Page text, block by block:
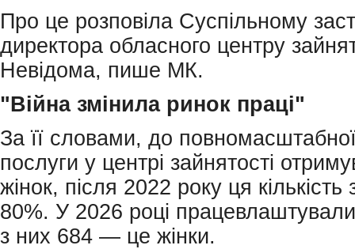
Про це розповіла Суспільному
директора обласного центру
Невідома, пише МК.
"Війна змінила ринок праці"
За її словами, до
послуги у центрі зайнятості
жінок, після 2022 року ця
80%. У 2026 році
з них 684 — це жінки.